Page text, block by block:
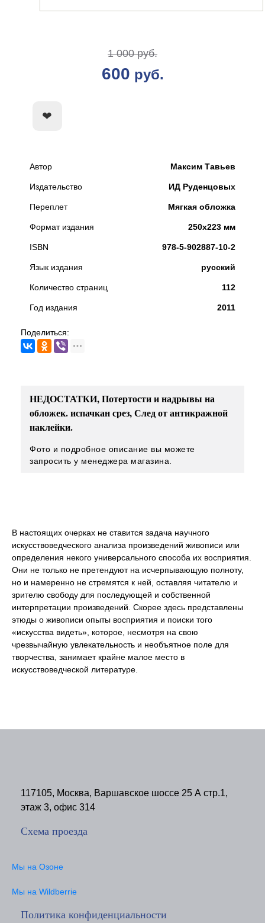
1 000 руб.
600 руб.
Автор Максим Тавьев
Издательство ИД Руденцовых
Переплет Мягкая обложка
Формат издания 250x223 мм
ISBN 978-5-902887-10-2
Язык издания русский
Количество страниц 112
Год издания 2011
Поделиться:
НЕДОСТАТКИ, Потертости и надрывы на
обложек. испачкан срез, След от антикражной
наклейки.
Фото и подробное описание вы можете
запросить у менеджера магазина.
В настоящих очерках не ставится задача научного
искусствоведческого анализа произведений живописи или
определения некого универсального способа их восприятия.
Они не только не претендуют на исчерпывающую полноту,
но и намеренно не стремятся к ней, оставляя читателю и
зрителю свободу для последующей и собственной
интерпретации произведений. Скорее здесь представлены
этюды о живописи опыты восприятия и поиски того
«искусства видеть», которое, несмотря на свою
чрезвычайную увлекательность и необъятное поле для
творчества, занимает крайне малое место в
искусствоведческой литературе.
117105, Москва, Варшавское шоссе 25 А стр.1,
этаж 3, офис 314
Схема проезда
Мы на Озоне
Мы на Wildberrie
Политика конфиденциальности